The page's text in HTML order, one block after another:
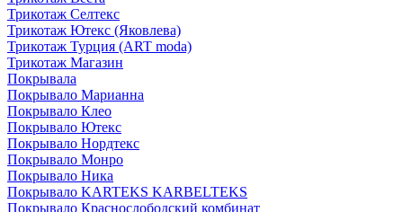
Трикотаж Селтекс
Трикотаж Ютекс (Яковлева)
Трикотаж Турция (ART moda)
Трикотаж Магазин
Покрывала
Покрывало Марианна
Покрывало Клео
Покрывало Ютекс
Покрывало Нордтекс
Покрывало Монро
Покрывало Ника
Покрывало KARTEKS KARBELTEKS
Покрывало Краснослободский комбинат